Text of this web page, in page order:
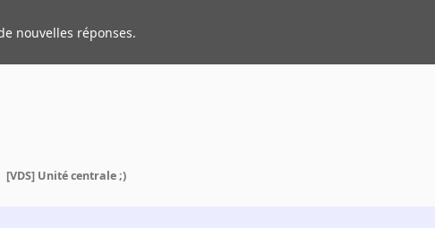
nouvelles réponses.
[VDS] Unité centrale ;)